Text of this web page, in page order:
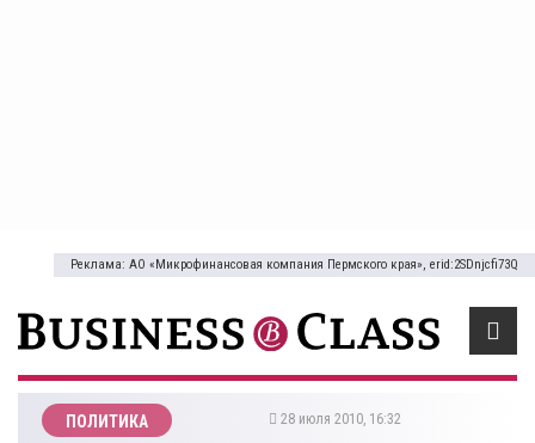
Реклама: АО «Микрофинансовая компания Пермского края», erid:2SDnjcfi73Q
ПОЛИТИКА 28 июля 2010, 16:32